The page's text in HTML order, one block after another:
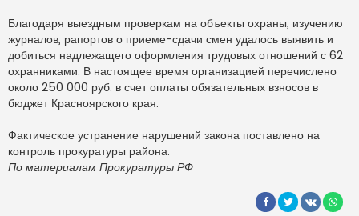
Благодаря выездным проверкам на объекты охраны, изучению
журналов, рапортов о приеме-сдачи смен удалось выявить и
добиться надлежащего оформления трудовых отношений с 62
охранниками. В настоящее время организацией перечислено
около 250 000 руб. в счет оплаты обязательных взносов в
бюджет Красноярского края.
Фактическое устранение нарушений закона поставлено на
контроль прокуратуры района.
По материалам Прокуратуры РФ